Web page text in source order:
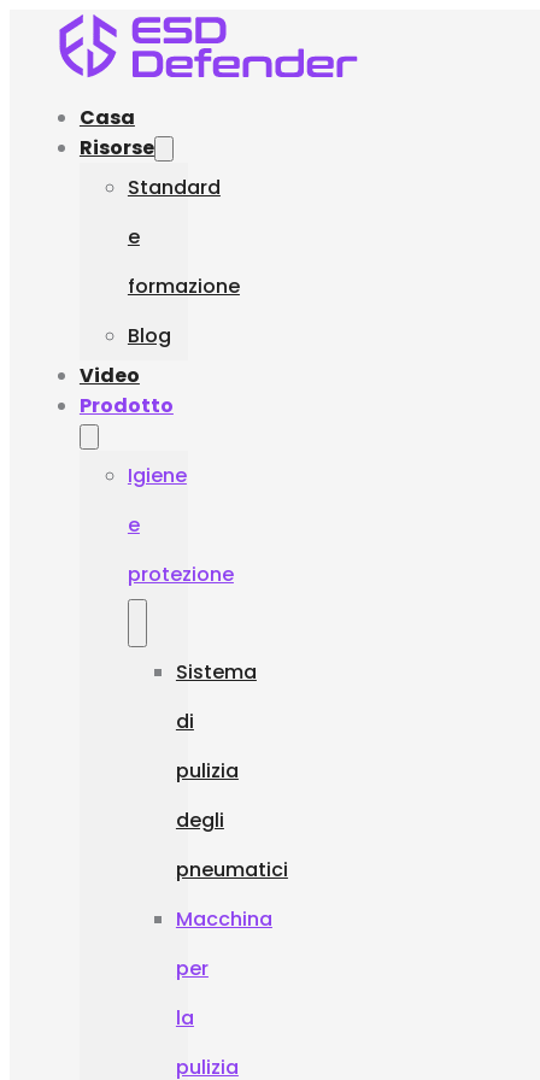
Casa
Risorse
Standard
e
formazione
Blog
Video
Prodotto
Igiene
e
protezione
Sistema
di
pulizia
degli
pneumatici
Macchina
per
la
pulizia